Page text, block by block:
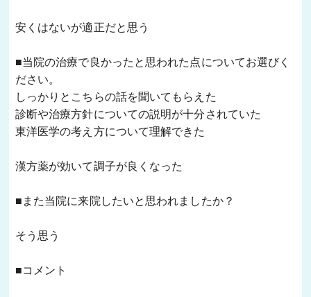
安くはないが適正だと思う
■当院の治療で良かったと思われた点についてお選びく
ださい。
しっかりとこちらの話を聞いてもらえた
診断や治療方針についての説明が十分されていた
東洋医学の考え方について理解できた
漢方薬が効いて調子が良くなった
■また当院に来院したいと思われましたか？
そう思う
■コメント